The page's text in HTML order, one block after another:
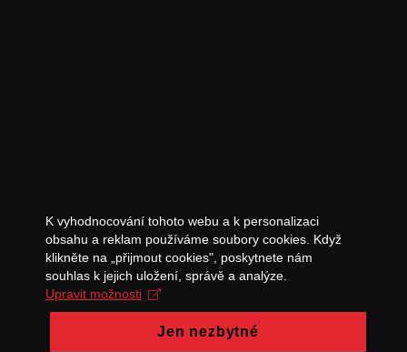
K vyhodnocování tohoto webu a k personalizaci
obsahu a reklam používáme soubory cookies. Když
klikněte na „přijmout cookies", poskytnete nám
souhlas k jejich uložení, správě a analýze.
Upravit možnosti
Jen nezbytné